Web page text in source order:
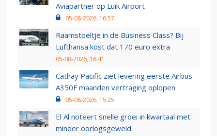
Aviapartner op Luik Airport
05-08-2026, 16:57
Raamstoeltje in de Business Class? Bij
Lufthansa kost dat 170 euro extra
05-08-2026, 16:41
Cathay Pacific ziet levering eerste Airbus
A350F maanden vertraging oplopen
05-08-2026, 15:25
El Al noteert snelle groei in kwartaal met
minder oorlogsgeweld